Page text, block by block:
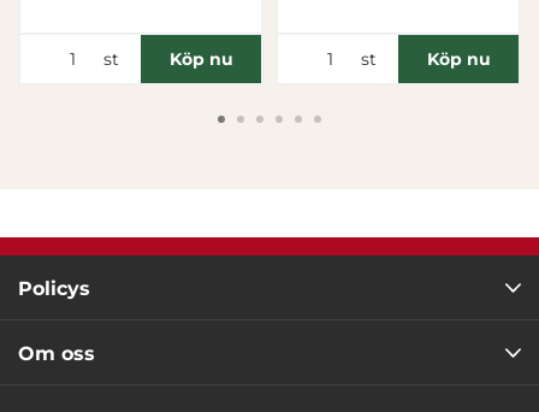
st Köp nu st Köp nu
Policys
Om oss